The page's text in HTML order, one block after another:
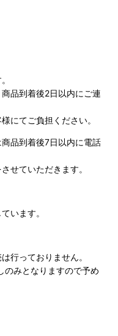
品到着後2日以内にご連
にてご負担ください。
品到着後7日以内に電話
せていただきます。
います。
行っておりません。
のみとなりますので予め